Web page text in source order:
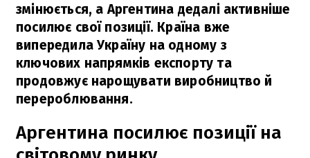
змінюється, а Аргентина дедалі активніше
посилює свої позиції. Країна вже
випередила Україну на одному з
ключових напрямків експорту та
продовжує нарощувати виробництво й
перероблювання.
Аргентина посилює позиції на